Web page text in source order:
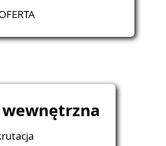
wewnętrzna